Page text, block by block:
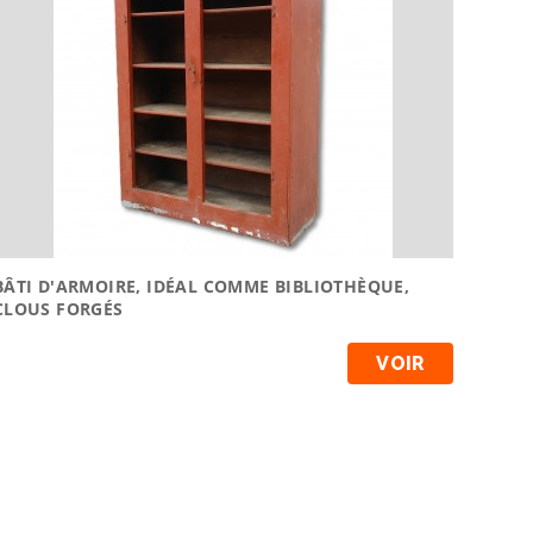
D'ARMOIRE, IDÉAL COMME BIBLIOTHÈQUE,
FORGÉS
VOIR